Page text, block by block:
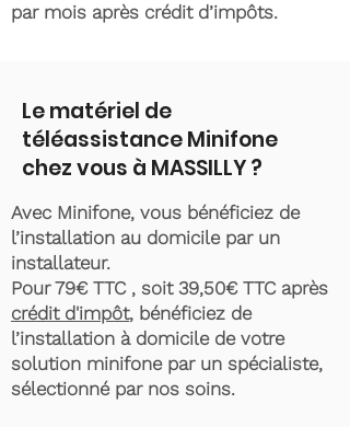
par mois après crédit d’impôts.
Le matériel de
téléassistance Minifone
chez vous à MASSILLY ?
Avec Minifone, vous bénéficiez de
l’installation au domicile par un
installateur.
Pour 79€ TTC , soit 39,50€ TTC après
crédit d'impôt, bénéficiez de
l’installation à domicile de votre
solution minifone par un spécialiste,
sélectionné par nos soins.